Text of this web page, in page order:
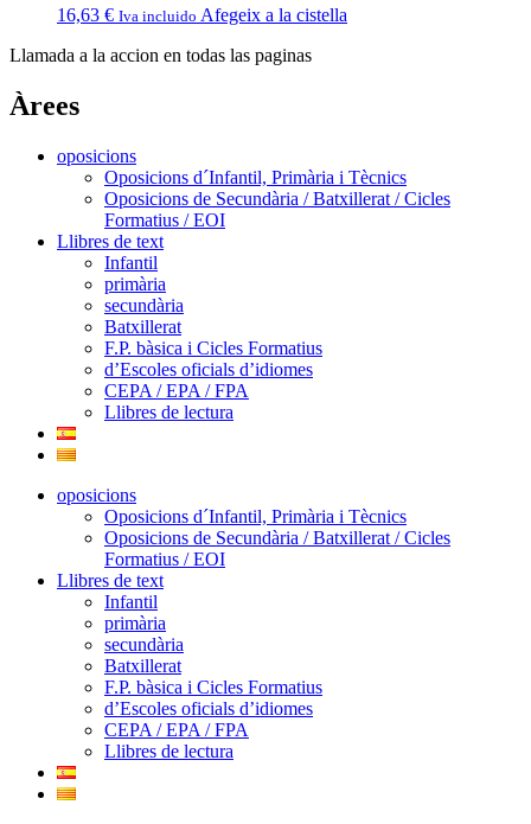
16,63 € Iva incluido Afegeix a la cistella
Llamada a la accion en todas las paginas
Àrees
oposicions
Oposicions d´Infantil, Primària i Tècnics
Oposicions de Secundària / Batxillerat / Cicles
Formatius / EOI
Llibres de text
Infantil
primària
secundària
Batxillerat
F.P. bàsica i Cicles Formatius
d’Escoles oficials d’idiomes
CEPA / EPA / FPA
Llibres de lectura
oposicions
Oposicions d´Infantil, Primària i Tècnics
Oposicions de Secundària / Batxillerat / Cicles
Formatius / EOI
Llibres de text
Infantil
primària
secundària
Batxillerat
F.P. bàsica i Cicles Formatius
d’Escoles oficials d’idiomes
CEPA / EPA / FPA
Llibres de lectura